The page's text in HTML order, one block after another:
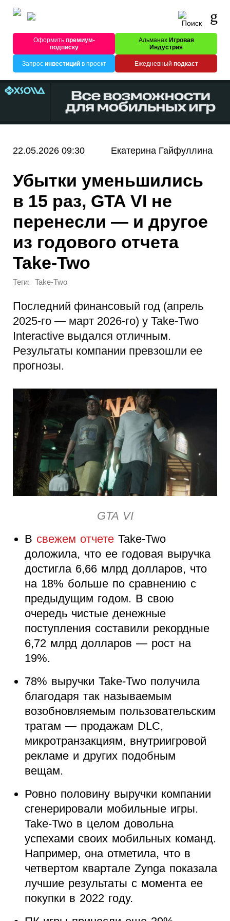
Оформитьпремиум-
подписку
Альманах Игровая
Индустрия
Запрос инвестицийв проект Ежедневный подкаст
22.05.2026 09:30 Екатерина Гайфуллина
Убытки уменьшились
в 15 раз, GTA VI не
перенесли — и другое
из годового отчета
Take-Two
Теги: Take-Two
Последний финансовый год (апрель
2025-го — март 2026-го) у Take-Two
Interactive выдался отличным.
Результаты компании превзошли ее
прогнозы.
GTA VI
В свежем отчетеTake-Two
доложила, что ее годовая выручка
достигла 6,66 млрд долларов, что
на 18% больше по сравнению с
предыдущим годом. В свою
очередь чистые денежные
поступления составили рекордные
6,72 млрд долларов — рост на
19%.
78% выручки Take-Two получила
благодаря так называемым
возобновляемым пользовательским
тратам — продажам DLC,
микротранзакциям, внутриигровой
рекламе и других подобным
вещам.
Ровно половину выручки компании
сгенерировали мобильные игры.
Take-Two в целом довольна
успехами своих мобильных команд.
Например, она отметила, что в
четвертом квартале Zynga показала
лучшие результаты с момента ее
покупки в 2022 году.